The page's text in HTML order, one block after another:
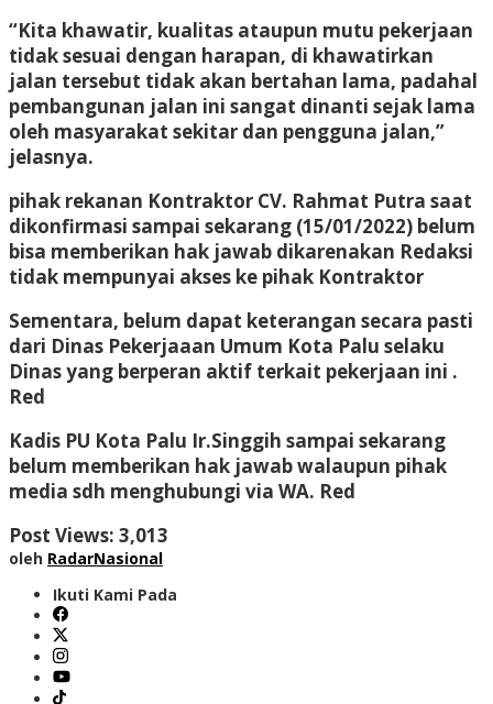
“Kita khawatir, kualitas ataupun mutu pekerjaan
tidak sesuai dengan harapan, di khawatirkan
jalan tersebut tidak akan bertahan lama, padahal
pembangunan jalan ini sangat dinanti sejak lama
oleh masyarakat sekitar dan pengguna jalan,”
jelasnya.
pihak rekanan Kontraktor CV. Rahmat Putra saat
dikonfirmasi sampai sekarang (15/01/2022) belum
bisa memberikan hak jawab dikarenakan Redaksi
tidak mempunyai akses ke pihak Kontraktor
Sementara, belum dapat keterangan secara pasti
dari Dinas Pekerjaaan Umum Kota Palu selaku
Dinas yang berperan aktif terkait pekerjaan ini .
Red
Kadis PU Kota Palu Ir.Singgih sampai sekarang
belum memberikan hak jawab walaupun pihak
media sdh menghubungi via WA. Red
Post Views: 3,013
oleh RadarNasional
Ikuti Kami Pada